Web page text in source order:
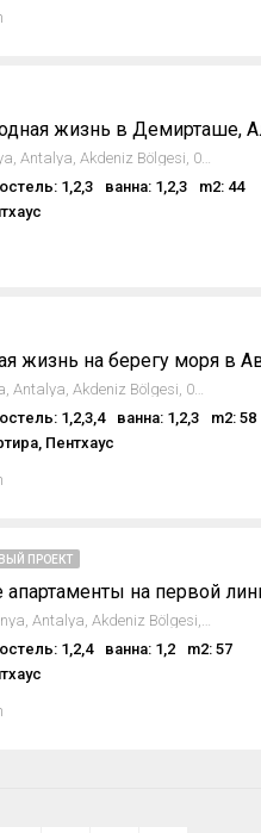
жизнь в Демирташе,
Demirtaş, Alanya, Antalya, Akdeniz Bölgesi, 07430, Türkiye
1,2,3 ванна: 1,2,3
m2: 44
Avsallar, Alanya, Antalya, Akdeniz Bölgesi, 07407, Türkiye
1,2,3,4 ванна: 1,2,3
m2: 58
Пентхаус
ПРОЕКТ
Mahmutlar, Alanya, Antalya, Akdeniz Bölgesi, 07450, Türkiye
1,2,4 ванна: 1,2
m2: 57